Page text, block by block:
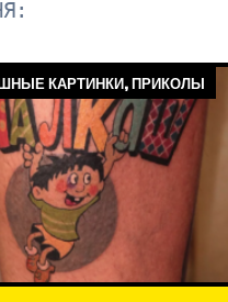
КАРТИНКИ, ПРИКОЛЫ